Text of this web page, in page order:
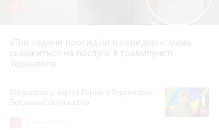
«Три години просиділи в коридорі»: мама
скаржиться на послуги в травмпункті
Тернополя
Вчора о 13:05
Обірвалось життя Героя з Тернополя
Богдана Сосінського